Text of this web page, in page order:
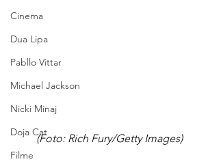
Cinema
Dua Lipa
Pabllo Vittar
Michael Jackson
Nicki Minaj
Doja Cat
Filme
(Foto: Rich Fury/Getty Images)